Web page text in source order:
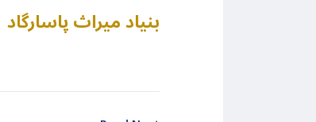
بنیاد میراث پاسارگاد